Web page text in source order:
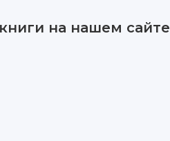
на нашем сайте